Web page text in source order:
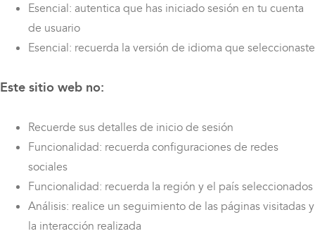
Esencial: autentica que has iniciado sesión en tu cuenta
de usuario
Esencial: recuerda la versión de idioma que seleccionaste
Este sitio web no:
Recuerde sus detalles de inicio de sesión
Funcionalidad: recuerda configuraciones de redes
sociales
Funcionalidad: recuerda la región y el país seleccionados
Análisis: realice un seguimiento de las páginas visitadas y
la interacción realizada